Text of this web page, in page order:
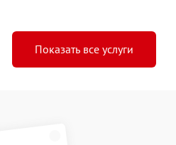
Показать все услуги